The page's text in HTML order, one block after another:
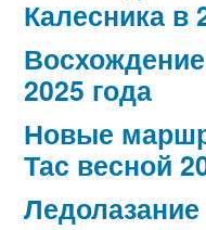
Калесника в
2025 года
Новые
Тас весной